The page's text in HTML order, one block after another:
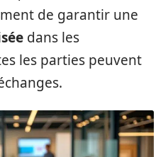
de garantir une
dans les
les parties peuvent